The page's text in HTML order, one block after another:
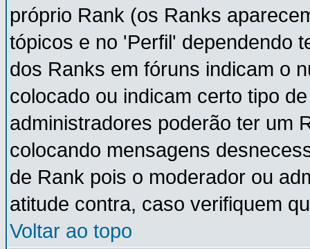
próprio Rank (os Ranks
tópicos e no 'Perfil' dependendo
dos Ranks em fóruns indicam o
colocado ou indicam certo tipo
administradores poderão ter um
colocando mensagens
de Rank pois o moderador ou
atitude contra, caso verifiquem
Voltar ao topo